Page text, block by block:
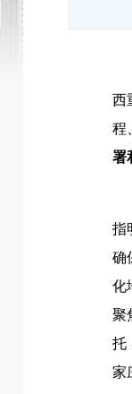
西
程
署
指
确
化
聚
托
家